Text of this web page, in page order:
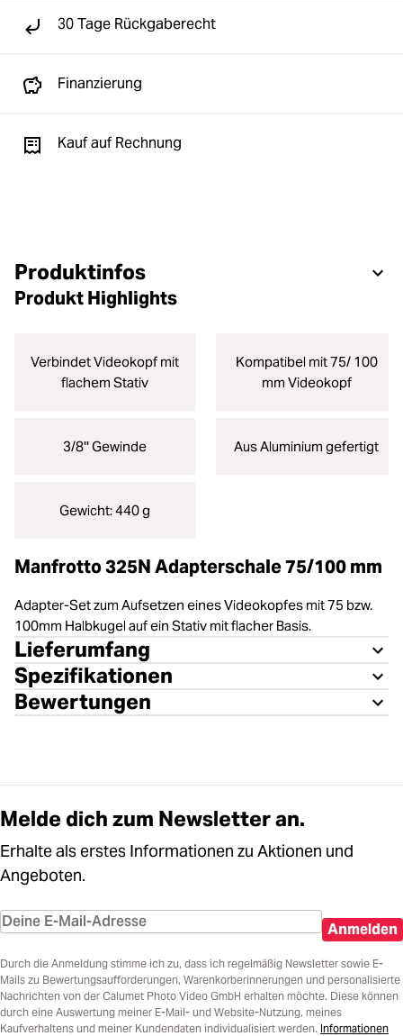
30 Tage Rückgaberecht
Finanzierung
Kauf auf Rechnung
Produktinfos
Produkt Highlights
Verbindet Videokopf mit
flachem Stativ
Kompatibel mit 75/ 100
mm Videokopf
3/8'' Gewinde Aus Aluminium gefertigt
Gewicht: 440 g
Manfrotto 325N Adapterschale 75/100 mm
Adapter-Set zum Aufsetzen eines Videokopfes mit 75 bzw.
100mm Halbkugel auf ein Stativ mit flacher Basis.
Lieferumfang
Spezifikationen
Bewertungen
Melde dich zum Newsletter an.
Erhalte als erstes Informationen zu Aktionen und
Angeboten.
Anmelden
Durch die Anmeldung stimme ich zu, dass ich regelmäßig Newsletter sowie E-
Mails zu Bewertungsaufforderungen, Warenkorberinnerungen und personalisierte
Nachrichten von der Calumet Photo Video GmbH erhalten möchte. Diese können
durch eine Auswertung meiner E-Mail- und Website-Nutzung, meines
Kaufverhaltens und meiner Kundendaten individualisiert werden. Informationen